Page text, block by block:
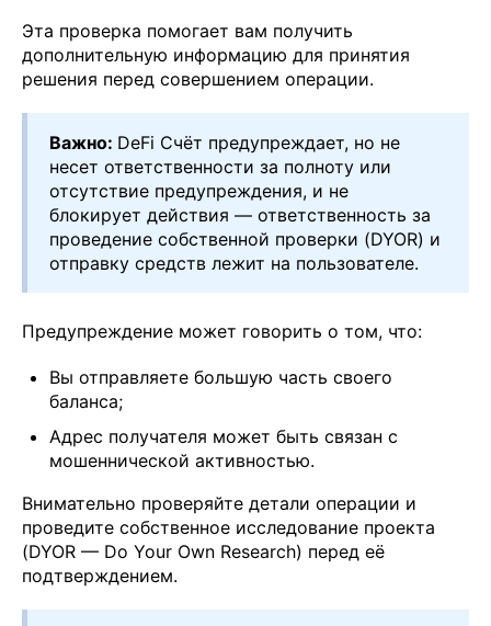
Эта проверка помогает вам получить
дополнительную информацию для принятия
решения перед совершением операции.
Важно: DeFi Счёт предупреждает, но не
несет ответственности за полноту или
отсутствие предупреждения, и не
блокирует действия — ответственность за
проведение собственной проверки (DYOR) и
отправку средств лежит на пользователе.
Предупреждение может говорить о том, что:
Вы отправляете большую часть своего
баланса;
Адрес получателя может быть связан с
мошеннической активностью.
Внимательно проверяйте детали операции и
проведите собственное исследование проекта
(DYOR — Do Your Own Research) перед её
подтверждением.